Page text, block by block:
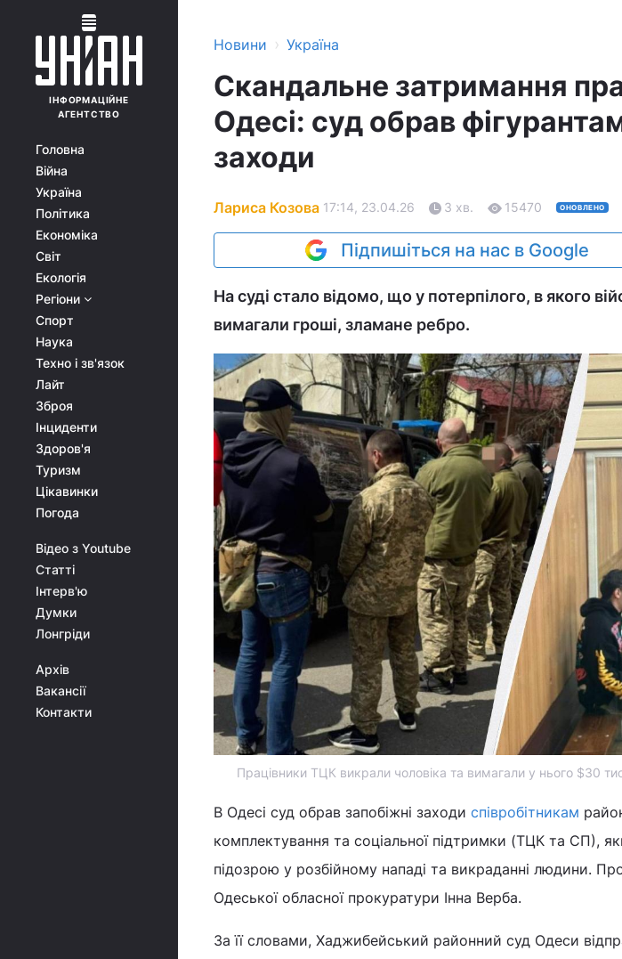
ІНФОРМАЦІЙНЕ
АГЕНТСТВО
Головна
Війна
Україна
Політика
Економіка
Світ
Екологія
Регіони
Спорт
Наука
Техно і зв'язок
Лайт
Зброя
Інциденти
Здоров'я
Туризм
Цікавинки
Погода
Відео з Youtube
Статті
Інтерв'ю
Думки
Лонгріди
Архів
Вакансії
Контакти
Новини › Україна
Скандальне затримання
Одесі: суд обрав
заходи
Лариса Козова 17:14, 23.04.26 3 хв. 15470 ОНОВЛЕНО
Підпишіться на нас в Google
На суді стало відомо, що у потерпілого, в якого
вимагали гроші, зламане ребро.
Працівники ТЦК викрали чоловіка та вимагали у нього $30
В Одесі суд обрав запобіжні заходи співробітникам
комплектування та соціальної підтримки (ТЦК та СП),
підозрою у розбійному нападі та викраданні людини.
Одеської обласної прокуратури Інна Верба.
За її словами, Хаджибейський районний суд Одеси